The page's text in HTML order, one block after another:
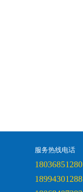
服务热线电话
18036851280
18994301288